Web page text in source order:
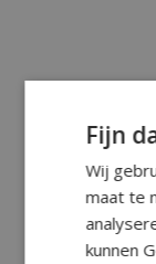
Fijn
Wij
maat te
kunnen